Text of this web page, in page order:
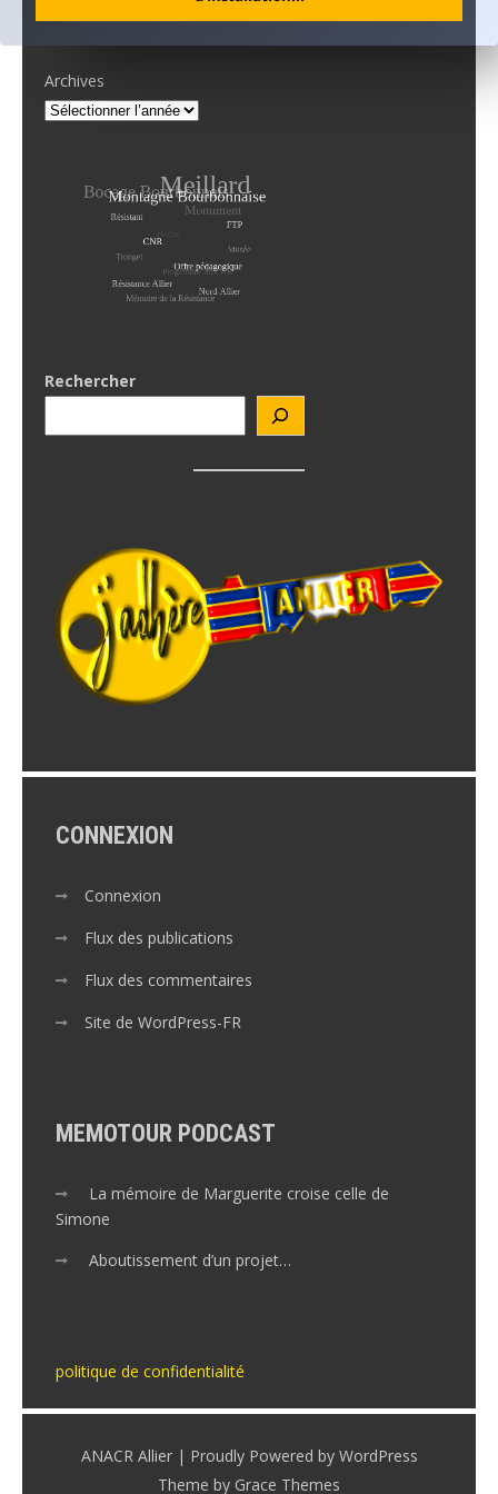
Archives
Rechercher
CONNEXION
Connexion
Flux des publications
Flux des commentaires
Site de WordPress-FR
MEMOTOUR PODCAST
La mémoire de Marguerite croise celle de
Simone
Aboutissement d’un projet…
politique de confidentialité
ANACR Allier | Proudly Powered by WordPress
Theme by Grace Themes